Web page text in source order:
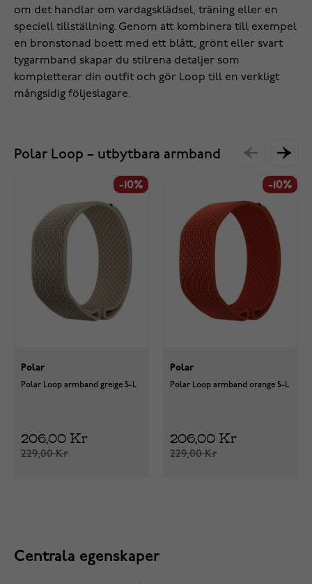
om det handlar om vardagsklädsel, träning eller en
speciell tillställning. Genom att kombinera till exempel
en bronstonad boett med ett blått, grönt eller svart
tygarmband skapar du stilrena detaljer som
kompletterar din outfit och gör Loop till en verkligt
mångsidig följeslagare.
Polar Loop – utbytbara armband
-10%
Polar
Polar Loop armband greige S-L
229,00 Kr
206,00 Kr
-10%
Polar
Polar Loop armband orange S-L
229,00 Kr
206,00 Kr
Centrala egenskaper